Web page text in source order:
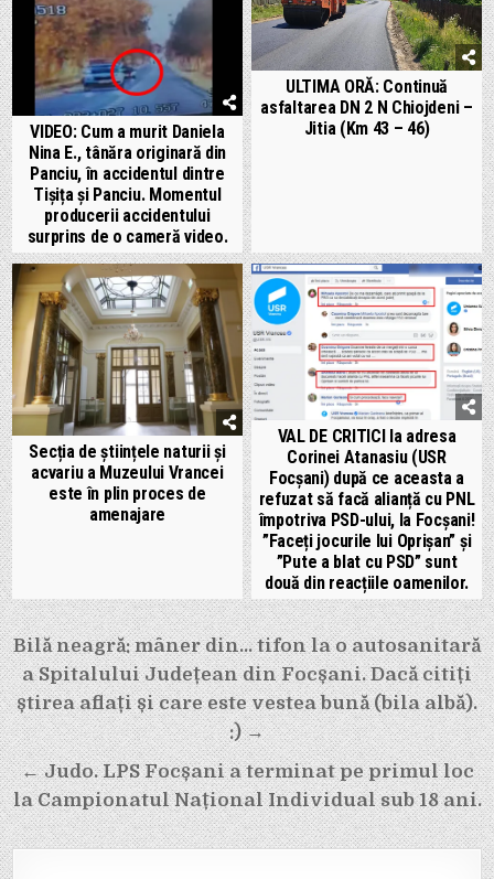
VIDEO: Cum a murit Daniela
Nina E., tânăra originară din
Panciu, în accidentul dintre
Tișița și Panciu. Momentul
producerii accidentului
surprins de o cameră video.
ULTIMA ORĂ: Continuă
asfaltarea DN 2 N Chiojdeni –
Jitia (Km 43 – 46)
Secția de științele naturii și
acvariu a Muzeului Vrancei
este în plin proces de
amenajare
VAL DE CRITICI la adresa
Corinei Atanasiu (USR
Focșani) după ce aceasta a
refuzat să facă alianță cu PNL
împotriva PSD-ului, la Focșani!
”Faceți jocurile lui Oprișan” și
”Pute a blat cu PSD” sunt
două din reacțiile oamenilor.
Navigare
în
articole
Bilă neagră: mâner din… tifon la o autosanitară
a Spitalului Județean din Focșani. Dacă citiți
știrea aflați și care este vestea bună (bila albă).
:) →
← Judo. LPS Focșani a terminat pe primul loc
la Campionatul Național Individual sub 18 ani.